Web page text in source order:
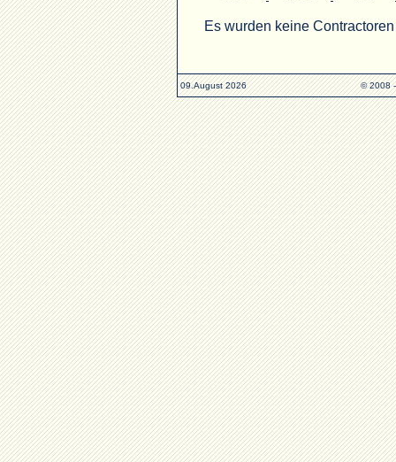
Es wurden keine
09.August 2026 © 2008